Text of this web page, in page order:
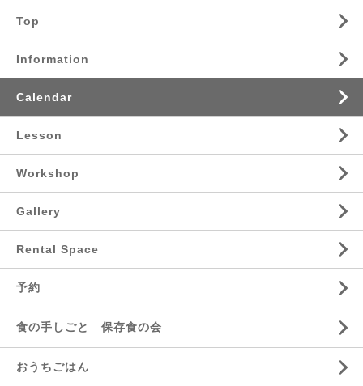
Top
Information
Calendar
Lesson
Workshop
Gallery
Rental Space
予約
食の手しごと 保存食の会
おうちごはん